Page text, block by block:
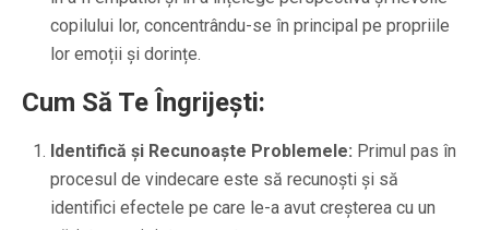
copilului lor, concentrându-se în principal pe propriile
lor emoții și dorințe.
Cum Să Te Îngrijești:
Identifică și Recunoaște Problemele: Primul pas în
procesul de vindecare este să recunoști și să
identifici efectele pe care le-a avut creșterea cu un